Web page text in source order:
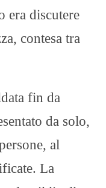
era discutere
contesa tra
fin da
da solo,
al
La